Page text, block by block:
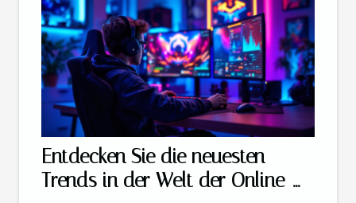
Entdecken Sie die neuesten
Trends in der Welt der Online-